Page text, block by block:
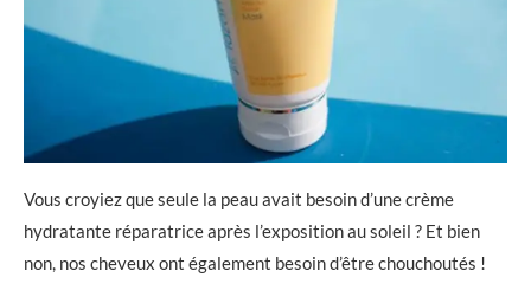
Vous croyiez que seule la peau avait besoin d’une crème
hydratante réparatrice après l’exposition au soleil ? Et bien
non, nos cheveux ont également besoin d’être chouchoutés !